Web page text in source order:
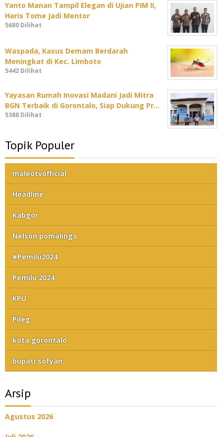
Yanto Manan Tampil Elegan di Ujian PIM II,
Haris Tome Jadi Mentor
5680 Dilihat
Waspada, Kasus Demam Berdarah
Meningkat di Kec. Limboto
5442 Dilihat
Yayasan Rumah Inovasi Madani Jadi Mitra
BGN Terbaik di Gorontalo, Siap Dukung Pr…
5388 Dilihat
Topik Populer
maleotvofficial
Headline
Kabgor
Nelson pomalingo
#Pemilu2024
Pemilu 2024
KPU
Pileg
kota gorontalo
bupati sofyan
Arsip
Agustus 2026